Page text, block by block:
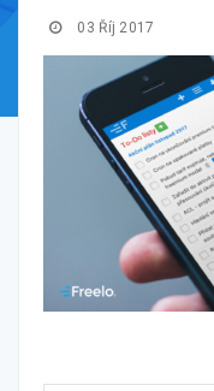
03 Říj 2017